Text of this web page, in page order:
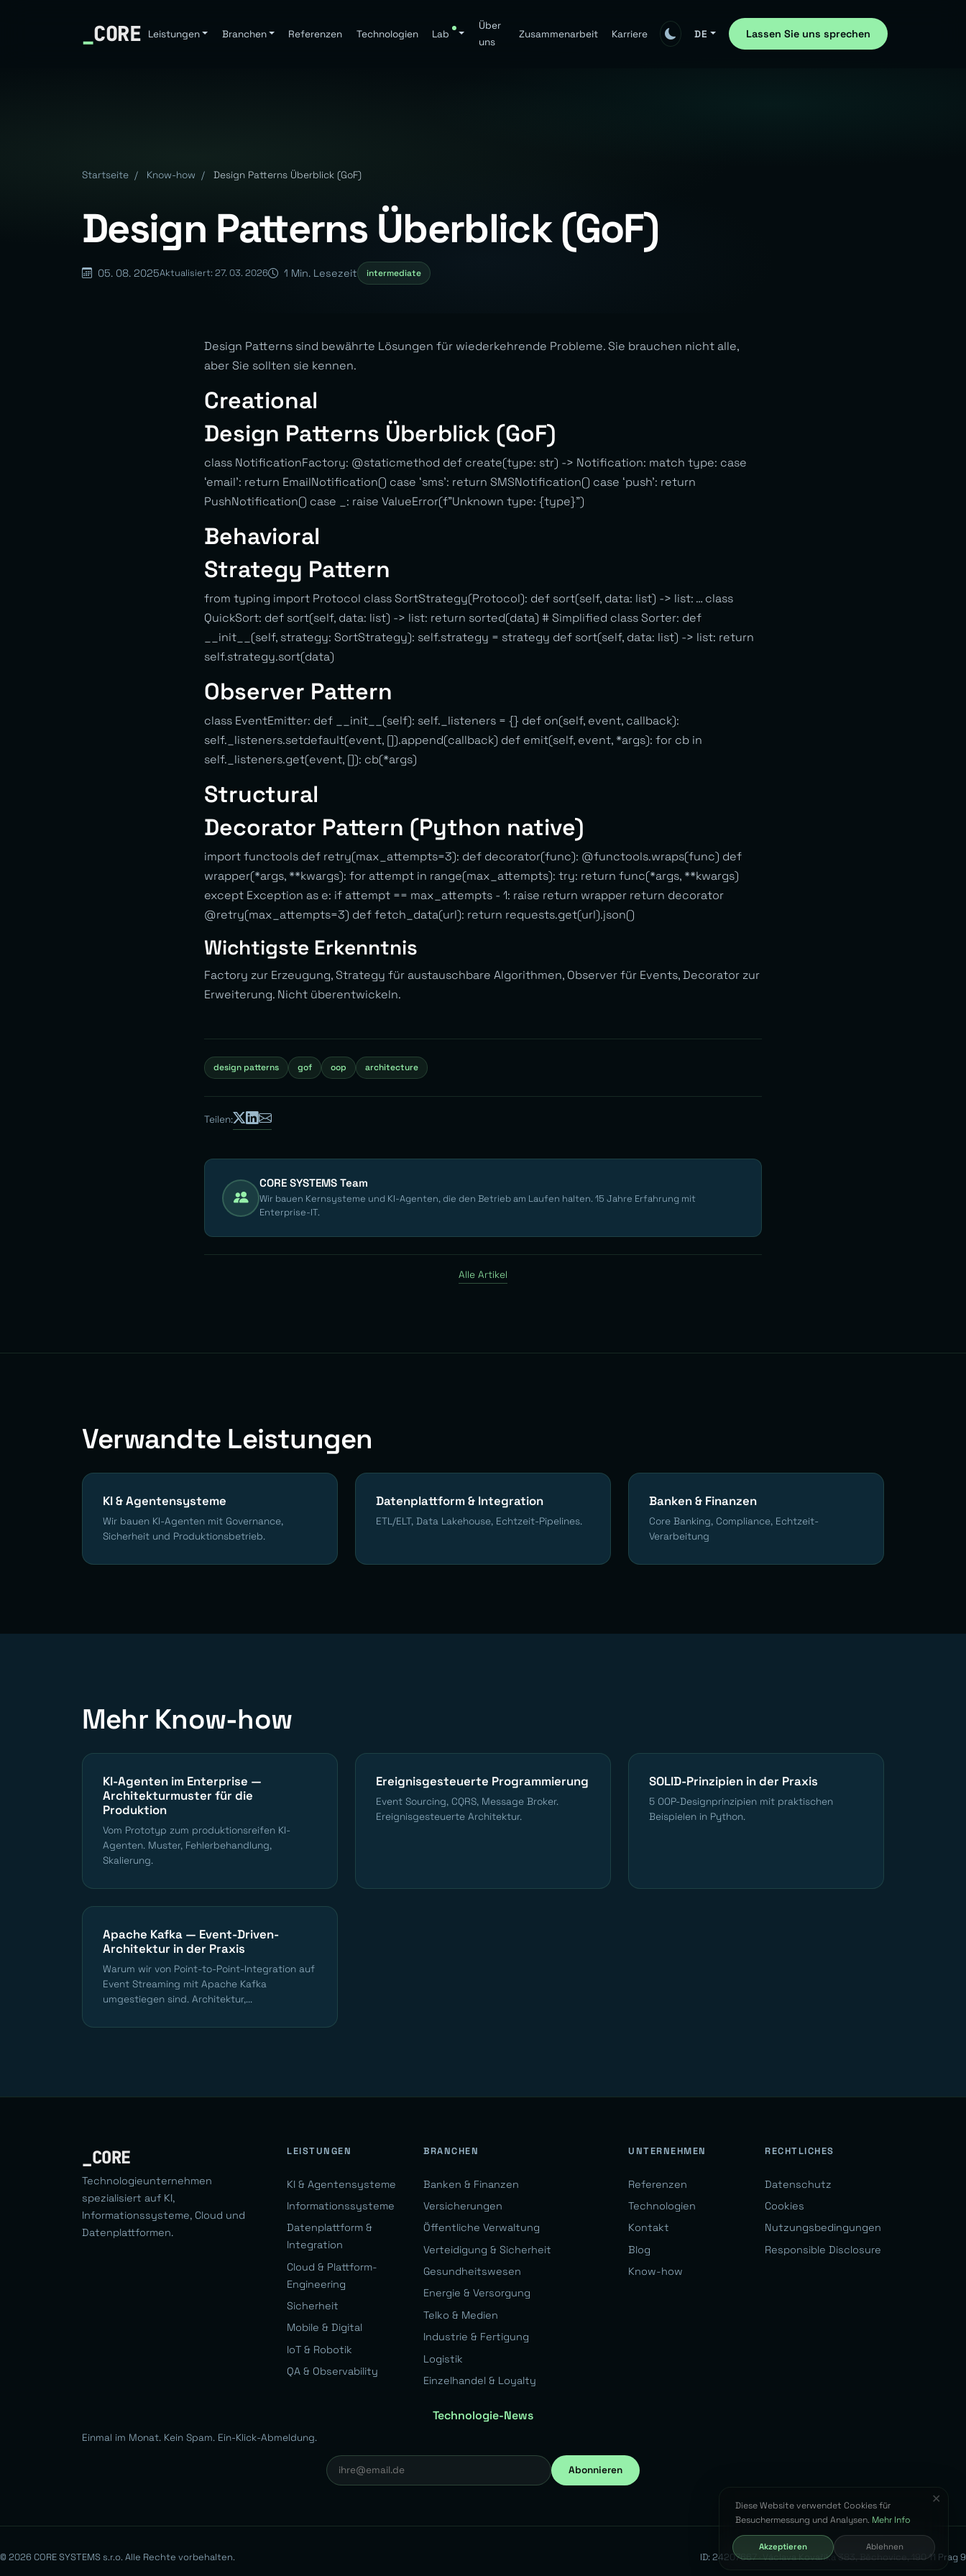
_CORE Leistungen Branchen Referenzen Technologien Lab
Über
uns
Zusammenarbeit Karriere DE Lassen Sie uns sprechen
Startseite / Know-how / Design Patterns Überblick (GoF)
Design Patterns Überblick (GoF)
05. 08. 2025Aktualisiert: 27. 03. 2026 1 Min. Lesezeit intermediate
Design Patterns sind bewährte Lösungen für wiederkehrende Probleme. Sie brauchen nicht alle,
aber Sie sollten sie kennen.
Creational
Design Patterns Überblick (GoF)
class NotificationFactory: @staticmethod def create(type: str) -> Notification: match type: case
‘email’: return EmailNotification() case ‘sms’: return SMSNotification() case ‘push’: return
PushNotification() case _: raise ValueError(f”Unknown type: {type}”)
Behavioral
Strategy Pattern
from typing import Protocol class SortStrategy(Protocol): def sort(self, data: list) -> list: … class
QuickSort: def sort(self, data: list) -> list: return sorted(data) # Simplified class Sorter: def
__init__(self, strategy: SortStrategy): self.strategy = strategy def sort(self, data: list) -> list: return
self.strategy.sort(data)
Observer Pattern
class EventEmitter: def __init__(self): self._listeners = {} def on(self, event, callback):
self._listeners.setdefault(event, []).append(callback) def emit(self, event, *args): for cb in
self._listeners.get(event, []): cb(*args)
Structural
Decorator Pattern (Python native)
import functools def retry(max_attempts=3): def decorator(func): @functools.wraps(func) def
wrapper(*args, **kwargs): for attempt in range(max_attempts): try: return func(*args, **kwargs)
except Exception as e: if attempt == max_attempts - 1: raise return wrapper return decorator
@retry(max_attempts=3) def fetch_data(url): return requests.get(url).json()
Wichtigste Erkenntnis
Factory zur Erzeugung, Strategy für austauschbare Algorithmen, Observer für Events, Decorator zur
Erweiterung. Nicht überentwickeln.
design patterns gof oop architecture
Teilen:
CORE SYSTEMS Team
Wir bauen Kernsysteme und KI-Agenten, die den Betrieb am Laufen halten. 15 Jahre Erfahrung mit
Enterprise-IT.
Alle Artikel
Verwandte Leistungen
KI & Agentensysteme
Wir bauen KI-Agenten mit Governance,
Sicherheit und Produktionsbetrieb.
Datenplattform & Integration
ETL/ELT, Data Lakehouse, Echtzeit-Pipelines.
Banken & Finanzen
Core Banking, Compliance, Echtzeit-
Verarbeitung
Mehr Know-how
KI-Agenten im Enterprise —
Architekturmuster für die
Produktion
Vom Prototyp zum produktionsreifen KI-
Agenten. Muster, Fehlerbehandlung,
Skalierung.
Ereignisgesteuerte Programmierung
Event Sourcing, CQRS, Message Broker.
Ereignisgesteuerte Architektur.
SOLID-Prinzipien in der Praxis
5 OOP-Designprinzipien mit praktischen
Beispielen in Python.
Apache Kafka — Event-Driven-
Architektur in der Praxis
Warum wir von Point-to-Point-Integration auf
Event Streaming mit Apache Kafka
umgestiegen sind. Architektur,...
_CORE
Technologieunternehmen
spezialisiert auf KI,
Informationssysteme, Cloud und
Datenplattformen.
LEISTUNGEN
KI & Agentensysteme
Informationssysteme
Datenplattform &
Integration
Cloud & Plattform-
Engineering
Sicherheit
Mobile & Digital
IoT & Robotik
QA & Observability
BRANCHEN
Banken & Finanzen
Versicherungen
Öffentliche Verwaltung
Verteidigung & Sicherheit
Gesundheitswesen
Energie & Versorgung
Telko & Medien
Industrie & Fertigung
Logistik
Einzelhandel & Loyalty
UNTERNEHMEN
Referenzen
Technologien
Kontakt
Blog
Know-how
RECHTLICHES
Datenschutz
Cookies
Nutzungsbedingungen
Responsible Disclosure
Technologie-News
Einmal im Monat. Kein Spam. Ein-Klick-Abmeldung.
Abonnieren
© 2026 CORE SYSTEMS s.r.o. Alle Rechte vorbehalten. ID: 24207667 · Václava Kovaříka 383, Běchovice, 190 11 Prag 9
✕
Diese Website verwendet Cookies für
Besuchermessung und Analysen. Mehr Info
Akzeptieren Ablehnen